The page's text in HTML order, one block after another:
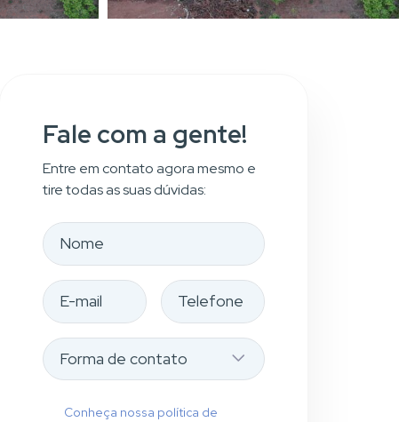
Fale com a gente!
Entre em contato agora mesmo e
tire todas as suas dúvidas:
Conheça nossa política de